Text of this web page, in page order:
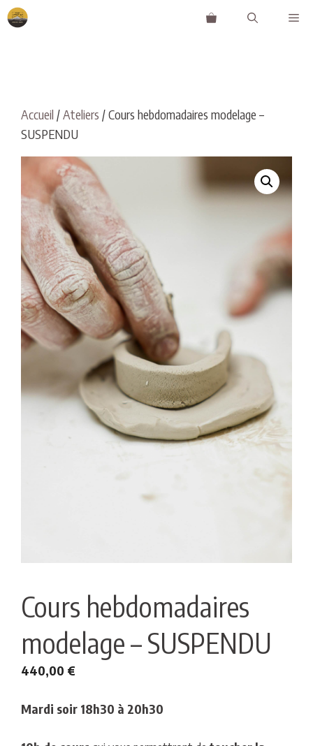
Aller
au
Accueil /Ateliers / Cours hebdomadaires modelage –
SUSPENDU
Cours hebdomadaires
modelage – SUSPENDU
440,00 €
Mardi soir 18h30 à 20h30